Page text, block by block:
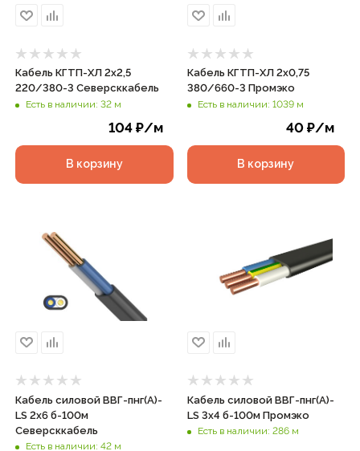
Кабель КГТП-ХЛ 2х2,5
220/380-3 Северсккабель
Есть в наличии: 32 м
104₽/м
В корзину
Кабель КГТП-ХЛ 2х0,75
380/660-3 Промэко
Есть в наличии: 1039 м
40 ₽/м
В корзину
Кабель силовой ВВГ-пнг(А)-
LS 2х6 б-100м
Северсккабель
Есть в наличии: 42 м
Кабель силовой ВВГ-пнг(А)-
LS 3х4 б-100м Промэко
Есть в наличии: 286 м